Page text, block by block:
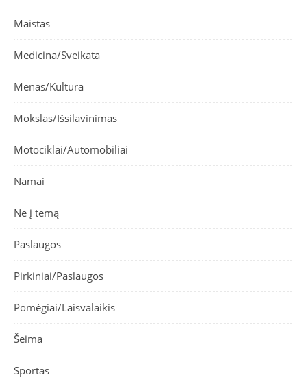
Maistas
Medicina/Sveikata
Menas/Kultūra
Mokslas/Išsilavinimas
Motociklai/Automobiliai
Namai
Ne į temą
Paslaugos
Pirkiniai/Paslaugos
Pomėgiai/Laisvalaikis
Šeima
Sportas